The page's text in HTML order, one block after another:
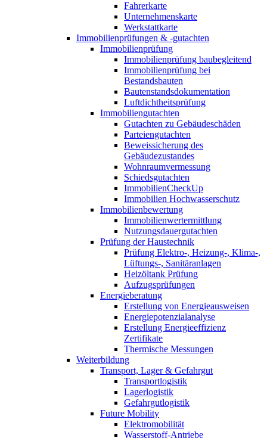
Fahrerkarte
Unternehmenskarte
Werkstattkarte
Immobilienprüfungen & -gutachten
Immobilienprüfung
Immobilienprüfung baubegleitend
Immobilienprüfung bei
Bestandsbauten
Bautenstandsdokumentation
Luftdichtheitsprüfung
Immobiliengutachten
Gutachten zu Gebäudeschäden
Parteiengutachten
Beweissicherung des
Gebäudezustandes
Wohnraumvermessung
Schiedsgutachten
ImmobilienCheckUp
Immobilien Hochwasserschutz
Immobilienbewertung
Immobilienwertermittlung
Nutzungsdauergutachten
Prüfung der Haustechnik
Prüfung Elektro-, Heizung-, Klima-,
Lüftungs-, Sanitäranlagen
Heizöltank Prüfung
Aufzugsprüfungen
Energieberatung
Erstellung von Energieausweisen
Energiepotenzialanalyse
Erstellung Energieeffizienz
Zertifikate
Thermische Messungen
Weiterbildung
Transport, Lager & Gefahrgut
Transportlogistik
Lagerlogistik
Gefahrgutlogistik
Future Mobility
Elektromobilität
Wasserstoff-Antriebe